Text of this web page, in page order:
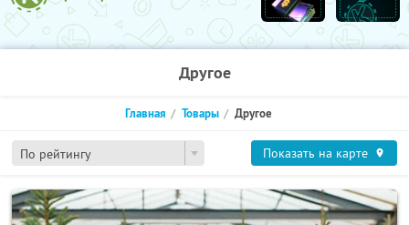
Другое
По рейтингу
Главная Товары Другое
Показать на карте